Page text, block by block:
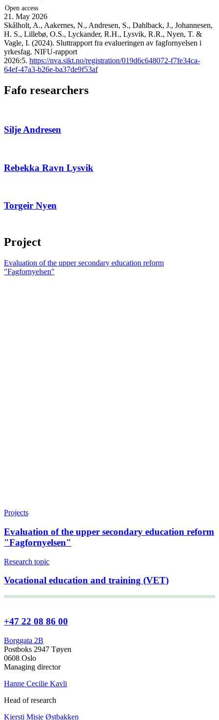
Open access
21. May 2026
Skålholt, A., Aakernes, N., Andresen, S., Dahlback, J., Johannesen,
H. S., Lillebø, O.S., Lyckander, R.H., Lysvik, R.R., Nyen, T. &
Vagle, I. (2024). Sluttrapport fra evalueringen av fagfornyelsen i
yrkesfag. NIFU-rapport
2026:5. https://nva.sikt.no/registration/019d6c648072-f7fe34ca-
64ef-47a3-b26e-ba37de9f53af
Fafo researchers
Silje Andresen
Rebekka Ravn Lysvik
Torgeir Nyen
Project
Evaluation of the upper secondary education reform
"Fagfornyelsen"
Projects
Evaluation of the upper secondary education reform
"Fagfornyelsen"
Research topic
Vocational education and training (VET)
+47 22 08 86 00
Borggata 2B
Postboks 2947 Tøyen
0608 Oslo
Managing director
Hanne Cecilie Kavli
Head of research
Kjersti Misje Østbakken